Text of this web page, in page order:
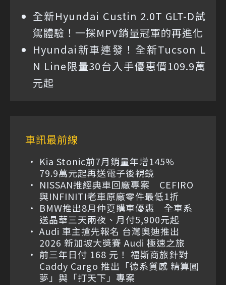
全新Hyundai Custin 2.0T GLT-D試
駕體驗！一探MPV銷量冠軍的再進化
Hyundai新車連發！全新Tucson L
N Line限量30台入手優惠價109.9萬
元起
車訊最前線
Kia Stonic前7月銷量年增145%
79.9萬元起再送電子後視鏡
NISSAN推經典車回廠專案 CEFIRO
與INFINITI老車原廠零件最低1折
BMW推出8月仲夏購車優惠 全車系
送晶華三天兩夜、月付5,900元起
Audi 車主搶先報名 台灣奧迪推出
2026 新加坡大獎賽 Audi 極速之旅
前三年日付 168 元！ 福斯商旅針對
Caddy Cargo 推出「德系質感 精算圓
夢」與「打天下」專案